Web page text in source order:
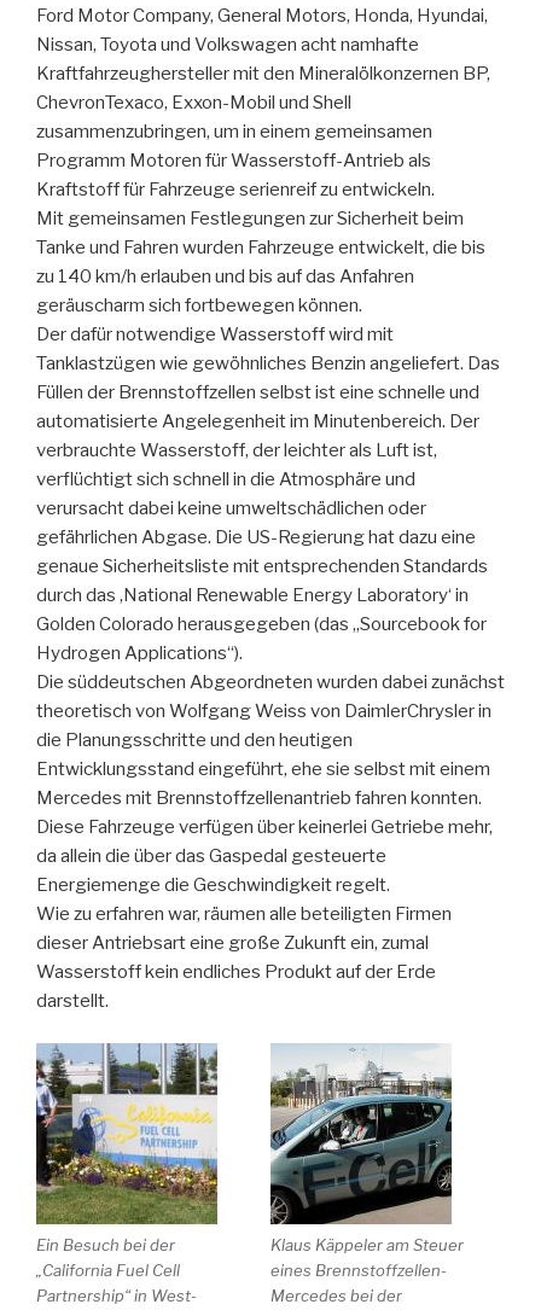
Ford Motor Company, General Motors, Honda, Hyundai,
Nissan, Toyota und Volkswagen acht namhafte
Kraftfahrzeughersteller mit den Mineralölkonzernen BP,
ChevronTexaco, Exxon-Mobil und Shell
zusammenzubringen, um in einem gemeinsamen
Programm Motoren für Wasserstoff-Antrieb als
Kraftstoff für Fahrzeuge serienreif zu entwickeln.
Mit gemeinsamen Festlegungen zur Sicherheit beim
Tanke und Fahren wurden Fahrzeuge entwickelt, die bis
zu 140 km/h erlauben und bis auf das Anfahren
geräuscharm sich fortbewegen können.
Der dafür notwendige Wasserstoff wird mit
Tanklastzügen wie gewöhnliches Benzin angeliefert. Das
Füllen der Brennstoffzellen selbst ist eine schnelle und
automatisierte Angelegenheit im Minutenbereich. Der
verbrauchte Wasserstoff, der leichter als Luft ist,
verflüchtigt sich schnell in die Atmosphäre und
verursacht dabei keine umweltschädlichen oder
gefährlichen Abgase. Die US-Regierung hat dazu eine
genaue Sicherheitsliste mit entsprechenden Standards
durch das ‚National Renewable Energy Laboratory‘ in
Golden Colorado herausgegeben (das „Sourcebook for
Hydrogen Applications“).
Die süddeutschen Abgeordneten wurden dabei zunächst
theoretisch von Wolfgang Weiss von DaimlerChrysler in
die Planungsschritte und den heutigen
Entwicklungsstand eingeführt, ehe sie selbst mit einem
Mercedes mit Brennstoffzellenantrieb fahren konnten.
Diese Fahrzeuge verfügen über keinerlei Getriebe mehr,
da allein die über das Gaspedal gesteuerte
Energiemenge die Geschwindigkeit regelt.
Wie zu erfahren war, räumen alle beteiligten Firmen
dieser Antriebsart eine große Zukunft ein, zumal
Wasserstoff kein endliches Produkt auf der Erde
darstellt.
Ein Besuch bei der
„California Fuel Cell
Partnership“ in West-
Klaus Käppeler am Steuer
eines Brennstoffzellen-
Mercedes bei der